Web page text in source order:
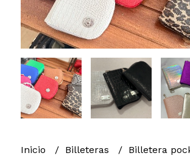
Inicio Billeteras Billetera